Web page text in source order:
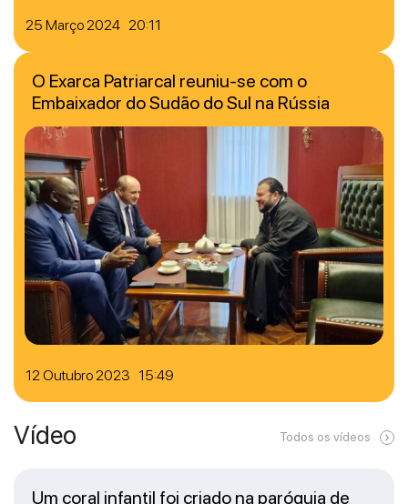
25 Março 2024 20:11
12 Outubro 2023 15:49
O Exarca Patriarcal reuniu-se com o
Embaixador do Sudão do Sul na Rússia
Vídeo Todos os vídeos
Um coral infantil foi criado na paróquia de